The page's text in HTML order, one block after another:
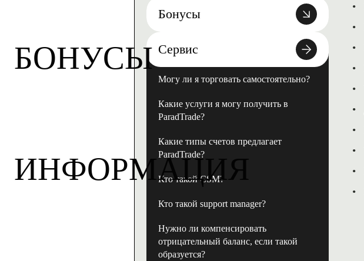
БОНУСЫ
ИНФОРМАЦИЯ
Бонусы
Сервис
Могу ли я торговать самостоятельно?
Какие услуги я могу получить в
ParadTrade?
Какие типы счетов предлагает
ParadTrade?
Кто такой CSM?
Кто такой support manager?
Нужно ли компенсировать
отрицательный баланс, если такой
образуется?